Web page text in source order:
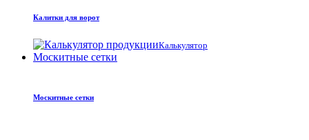
Калитки для ворот
Калькулятор
Москитные сетки
Москитные сетки